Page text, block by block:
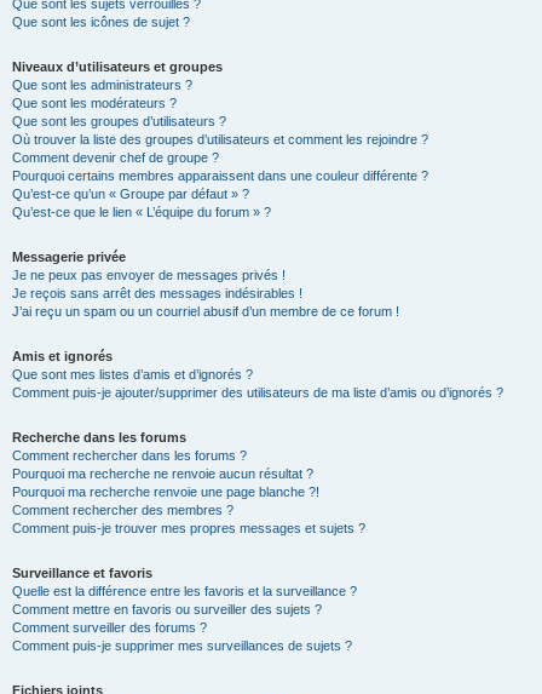
Que sont les sujets verrouillés ?
Que sont les icônes de sujet ?
Niveaux d’utilisateurs et groupes
Que sont les administrateurs ?
Que sont les modérateurs ?
Que sont les groupes d’utilisateurs ?
Où trouver la liste des groupes d’utilisateurs et comment les rejoindre ?
Comment devenir chef de groupe ?
Pourquoi certains membres apparaissent dans une couleur différente ?
Qu’est-ce qu’un « Groupe par défaut » ?
Qu’est-ce que le lien « L’équipe du forum » ?
Messagerie privée
Je ne peux pas envoyer de messages privés !
Je reçois sans arrêt des messages indésirables !
J’ai reçu un spam ou un courriel abusif d’un membre de ce forum !
Amis et ignorés
Que sont mes listes d’amis et d’ignorés ?
Comment puis-je ajouter/supprimer des utilisateurs de ma liste d’amis ou d’ignorés ?
Recherche dans les forums
Comment rechercher dans les forums ?
Pourquoi ma recherche ne renvoie aucun résultat ?
Pourquoi ma recherche renvoie une page blanche ?!
Comment rechercher des membres ?
Comment puis-je trouver mes propres messages et sujets ?
Surveillance et favoris
Quelle est la différence entre les favoris et la surveillance ?
Comment mettre en favoris ou surveiller des sujets ?
Comment surveiller des forums ?
Comment puis-je supprimer mes surveillances de sujets ?
Fichiers joints